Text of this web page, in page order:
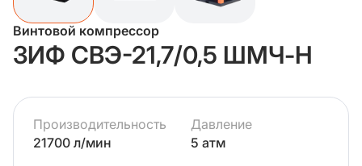
Винтовой компрессор
ЗИФ СВЭ-21,7/0,5 ШМЧ-Н
Производительность
21700 л/мин
Давление
5 атм